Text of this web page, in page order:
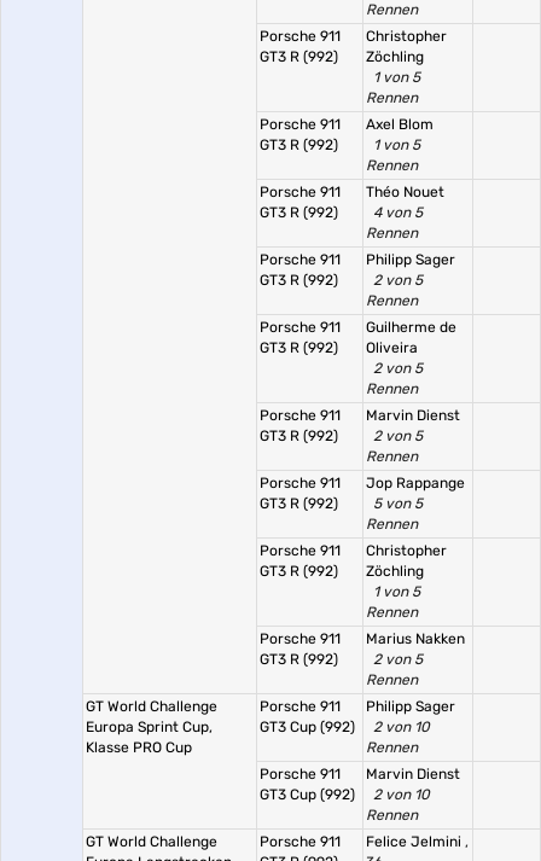
Rennen
Porsche 911
GT3 R (992)
Christopher
Zöchling
1 von 5
Rennen
Porsche 911
GT3 R (992)
Axel Blom
1 von 5
Rennen
Porsche 911
GT3 R (992)
Théo Nouet
4 von 5
Rennen
Porsche 911
GT3 R (992)
Philipp Sager
2 von 5
Rennen
Porsche 911
GT3 R (992)
Guilherme de
Oliveira
2 von 5
Rennen
Porsche 911
GT3 R (992)
Marvin Dienst
2 von 5
Rennen
Porsche 911
GT3 R (992)
Jop Rappange
5 von 5
Rennen
Porsche 911
GT3 R (992)
Christopher
Zöchling
1 von 5
Rennen
Porsche 911
GT3 R (992)
Marius Nakken
2 von 5
Rennen
GT World Challenge
Europa Sprint Cup,
Klasse PRO Cup
Porsche 911
GT3 Cup (992)
Philipp Sager
2 von 10
Rennen
Porsche 911
GT3 Cup (992)
Marvin Dienst
2 von 10
Rennen
GT World Challenge
Porsche 911
Felice Jelmini ,